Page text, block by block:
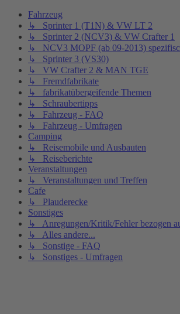
Fahrzeug
↳ Sprinter 1 (T1N) & VW LT 2
↳ Sprinter 2 (NCV3) & VW Crafter 1
↳ NCV3 MOPF (ab 09-2013)
↳ Sprinter 3 (VS30)
↳ VW Crafter 2 & MAN TGE
↳ Fremdfabrikate
↳ fabrikatübergeifende Themen
↳ Schraubertipps
↳ Fahrzeug - FAQ
↳ Fahrzeug - Umfragen
Camping
↳ Reisemobile und Ausbauten
↳ Reiseberichte
Veranstaltungen
↳ Veranstaltungen und Treffen
Cafe
↳ Plauderecke
Sonstiges
↳ Anregungen/Kritik/Fehler bezogen
↳ Alles andere...
↳ Sonstige - FAQ
↳ Sonstiges - Umfragen